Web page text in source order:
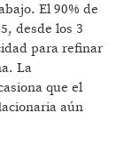
El 90% de
desde los 3
para refinar
La
que el
aún